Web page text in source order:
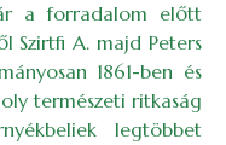
a forradalom előtt
Szirtfi A. majd Peters
1861-ben és
természeti ritkaság
legtöbbet